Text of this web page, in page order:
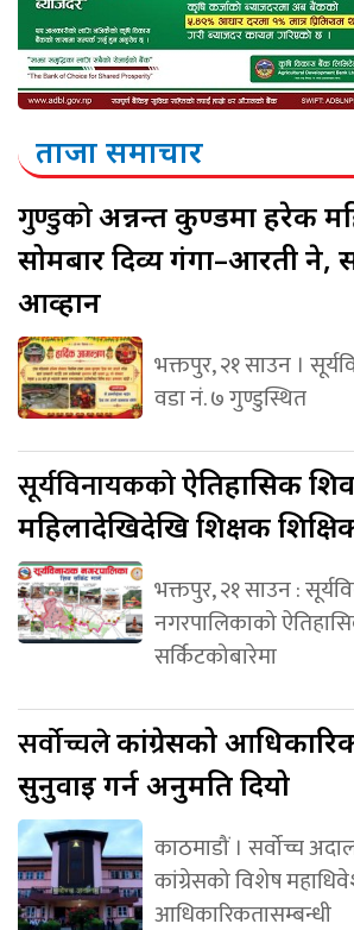
ताजा समाचार
गुण्डुकोअन्नन्त कुण्डमा हरेक
सोमबार दिव्य गंगा–आरती हुने,
आव्हान
भक्तपुर, २१ साउन ।
वडा नं. ७ गुण्डुस्थित
सूर्यविनायककोऐतिहासिक
महिलादेखिदेखि शिक्षक
भक्तपुर, २१ साउन :
नगरपालिकाको
सर्किटकोबारेमा
सर्वोच्चलेकांग्रेसको
सुनुवाइ गर्न अनुमति दियो
काठमाडौं । सर्वोच्च
कांग्रेसको विशेष
आधिकारिकतासम्बन्धी